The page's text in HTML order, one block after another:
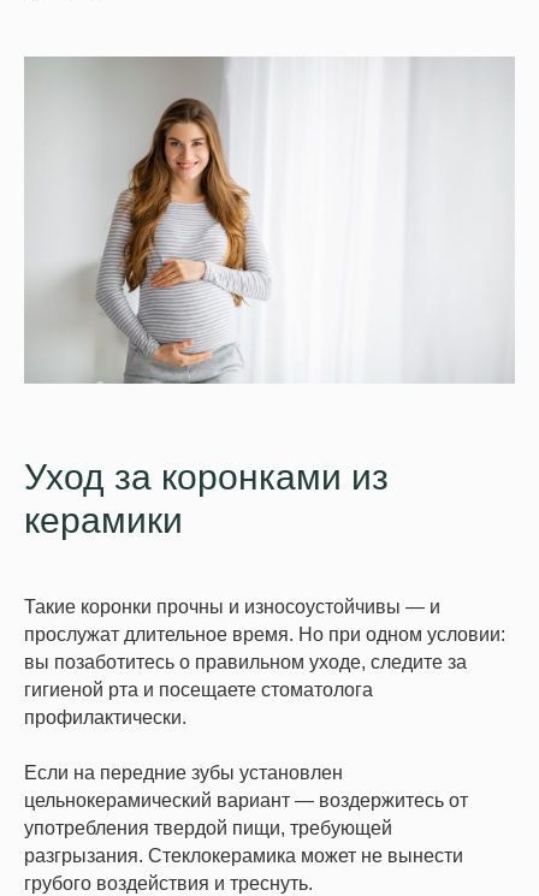
Уход за коронками из
керамики
Такие коронки прочны и износоустойчивы — и
прослужат длительное время. Но при одном условии:
вы позаботитесь о правильном уходе, следите за
гигиеной рта и посещаете стоматолога
профилактически.
Если на передние зубы установлен
цельнокерамический вариант — воздержитесь от
употребления твердой пищи, требующей
разгрызания. Стеклокерамика может не вынести
грубого воздействия и треснуть.